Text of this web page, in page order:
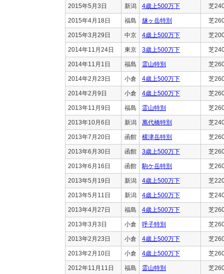
2015年5月3日 新潟 4歳上500万下 芝
2015年4月18日 福島 燧ヶ岳特別 芝
2015年3月29日 中京 4歳上500万下 芝
2014年11月24日 東京 3歳上500万下 芝
2014年11月1日 福島 霊山特別 芝
2014年2月23日 小倉 4歳上500万下 芝
2014年2月9日 小倉 4歳上500万下 芝
2013年11月9日 福島 霊山特別 芝
2013年10月6日 新潟 萬代橋特別 芝
2013年7月20日 函館 横津岳特別 芝
2013年6月30日 函館 3歳上500万下 芝
2013年6月16日 函館 駒ケ岳特別 芝
2013年5月19日 新潟 4歳上500万下 芝
2013年5月11日 新潟 4歳上500万下 芝
2013年4月27日 福島 4歳上500万下 芝
2013年3月3日 小倉 呼子特別 芝
2013年2月23日 小倉 4歳上500万下 芝
2013年2月10日 小倉 4歳上500万下 芝
2012年11月11日 福島 霊山特別 芝